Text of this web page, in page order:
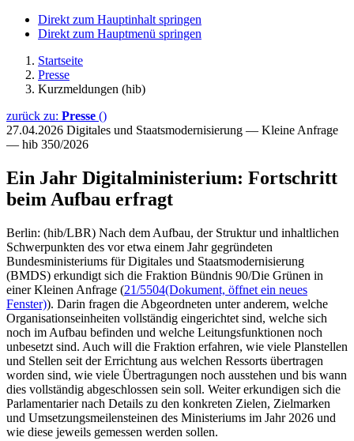
Direkt zum Hauptinhalt springen
Direkt zum Hauptmenü springen
Startseite
Presse
Kurzmeldungen (hib)
zurück zu: Presse ()
27.04.2026 Digitales und Staatsmodernisierung — Kleine Anfrage
— hib 350/2026
Ein Jahr Digitalministerium: Fortschritt
beim Aufbau erfragt
Berlin: (hib/LBR) Nach dem Aufbau, der Struktur und inhaltlichen
Schwerpunkten des vor etwa einem Jahr gegründeten
Bundesministeriums für Digitales und Staatsmodernisierung
(BMDS) erkundigt sich die Fraktion Bündnis 90/Die Grünen in
einer Kleinen Anfrage (21/5504(Dokument, öffnet ein neues
Fenster)). Darin fragen die Abgeordneten unter anderem, welche
Organisationseinheiten vollständig eingerichtet sind, welche sich
noch im Aufbau befinden und welche Leitungsfunktionen noch
unbesetzt sind. Auch will die Fraktion erfahren, wie viele Planstellen
und Stellen seit der Errichtung aus welchen Ressorts übertragen
worden sind, wie viele Übertragungen noch ausstehen und bis wann
dies vollständig abgeschlossen sein soll. Weiter erkundigen sich die
Parlamentarier nach Details zu den konkreten Zielen, Zielmarken
und Umsetzungsmeilensteinen des Ministeriums im Jahr 2026 und
wie diese jeweils gemessen werden sollen.